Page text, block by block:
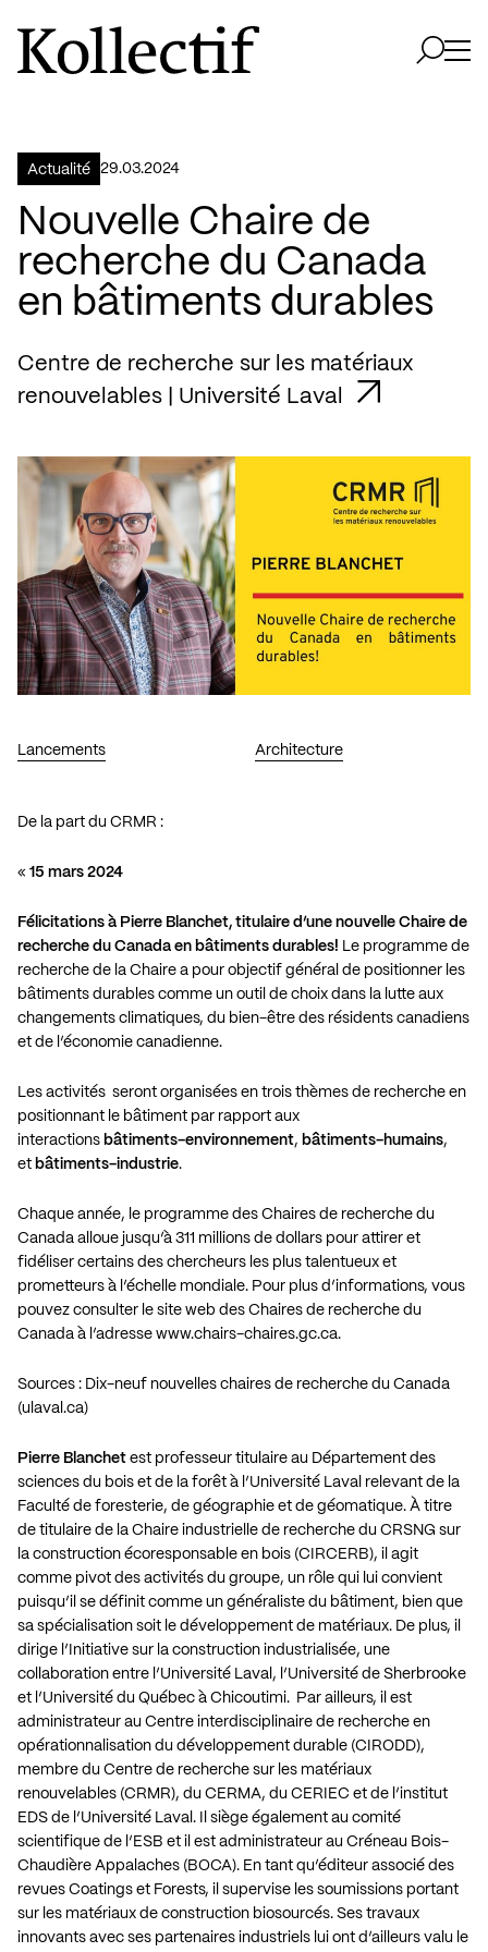
Aller à la page d'accueil
Logo Kollectif
Actualité 29.03.2024
Nouvelle Chaire de
recherche du Canada
en bâtiments durables
Centre de recherche sur les matériaux
renouvelables | Université Laval
Lancements Architecture
De la part du CRMR :
« 15 mars 2024
Félicitations à Pierre Blanchet, titulaire d’une nouvelle Chaire de
recherche du Canada en bâtiments durables! Le programme de
recherche de la Chaire a pour objectif général de positionner les
bâtiments durables comme un outil de choix dans la lutte aux
changements climatiques, du bien-être des résidents canadiens
et de l’économie canadienne.
Les activités seront organisées en trois thèmes de recherche en
positionnant le bâtiment par rapport aux
interactions bâtiments-environnement, bâtiments-humains,
et bâtiments-industrie.
Chaque année, le programme des Chaires de recherche du
Canada alloue jusqu’à 311 millions de dollars pour attirer et
fidéliser certains des chercheurs les plus talentueux et
prometteurs à l’échelle mondiale. Pour plus d’informations, vous
pouvez consulter le site web des Chaires de recherche du
Canada à l’adresse www.chairs-chaires.gc.ca.
Sources : Dix-neuf nouvelles chaires de recherche du Canada
(ulaval.ca)
Pierre Blanchet est professeur titulaire au Département des
sciences du bois et de la forêt à l’Université Laval relevant de la
Faculté de foresterie, de géographie et de géomatique. À titre
de titulaire de la Chaire industrielle de recherche du CRSNG sur
la construction écoresponsable en bois (CIRCERB), il agit
comme pivot des activités du groupe, un rôle qui lui convient
puisqu’il se définit comme un généraliste du bâtiment, bien que
sa spécialisation soit le développement de matériaux. De plus, il
dirige l’Initiative sur la construction industrialisée, une
collaboration entre l’Université Laval, l’Université de Sherbrooke
et l’Université du Québec à Chicoutimi. Par ailleurs, il est
administrateur au Centre interdisciplinaire de recherche en
opérationnalisation du développement durable (CIRODD),
membre du Centre de recherche sur les matériaux
renouvelables (CRMR), du CERMA, du CERIEC et de l’institut
EDS de l’Université Laval. Il siège également au comité
scientifique de l’ESB et il est administrateur au Créneau Bois-
Chaudière Appalaches (BOCA). En tant qu’éditeur associé des
revues Coatings et Forests, il supervise les soumissions portant
sur les matériaux de construction biosourcés. Ses travaux
innovants avec ses partenaires industriels lui ont d’ailleurs valu le